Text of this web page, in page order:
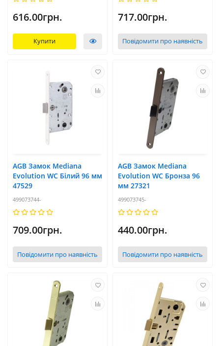
616.00грн.
Купити
717.00грн.
Повідомити про наявність
AGB Замок Mediana
Evolution WC Білий 96 мм
47529
499073744-
709.00грн.
Повідомити про наявність
AGB Замок Mediana
Evolution WC Бронза 96
мм 27321
499073745-
440.00грн.
Повідомити про наявність